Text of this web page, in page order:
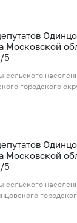
Московской
5
сельского
городского
Московской
5
сельского